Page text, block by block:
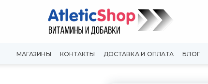
МАГАЗИНЫ КОНТАКТЫ ДОСТАВКА И ОПЛАТА БЛОГ